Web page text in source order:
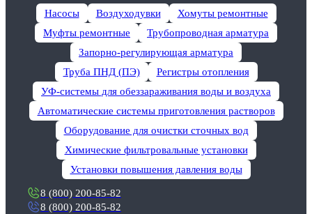
Насосы Воздуходувки
Хомуты ремонтные
Муфты ремонтные
Трубопроводная арматура
Запорно-регулирующая арматура
Труба ПНД (ПЭ)
Регистры отопления
УФ-системы для обеззараживания воды и воздуха
Автоматические системы приготовления растворов
Оборудование для очистки сточных вод
Химические фильтровальные установки
Установки повышения давления воды
8 (800) 200-85-82
8 (800) 200-85-82